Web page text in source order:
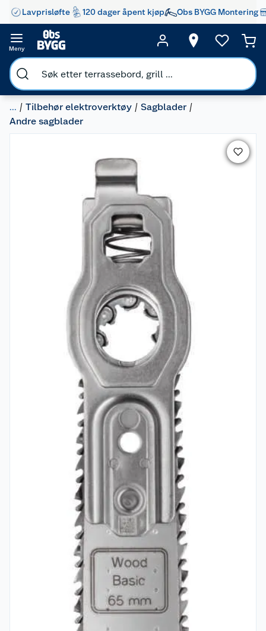
Lavprisløfte 120 dager åpent kjøp Obs BYGG Montering
Meny
... Tilbehør elektroverktøy
Sagblader
Andre sagblader